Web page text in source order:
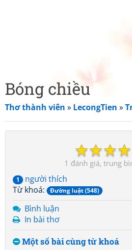
Bóng chiều
Thơ thành viên » LecongTien »
☆
☆
☆
☆
1
1
người thích
Từ khoá:
Đường luật (548)
Bình luận
In bài thơ
Một số bài cùng từ khoá